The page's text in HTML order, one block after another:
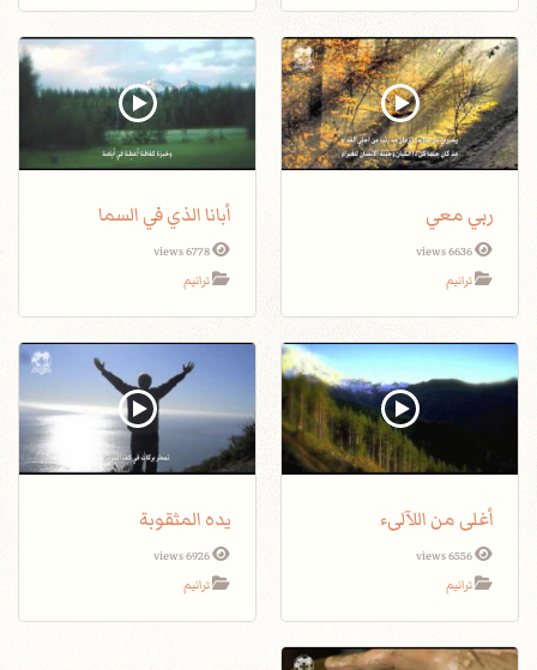
ربي معي
6636 views
ترانيم
أبانا الذي في السما
6778 views
ترانيم
أغلى من اللآلىء
6556 views
ترانيم
يده المثقوبة
6926 views
ترانيم